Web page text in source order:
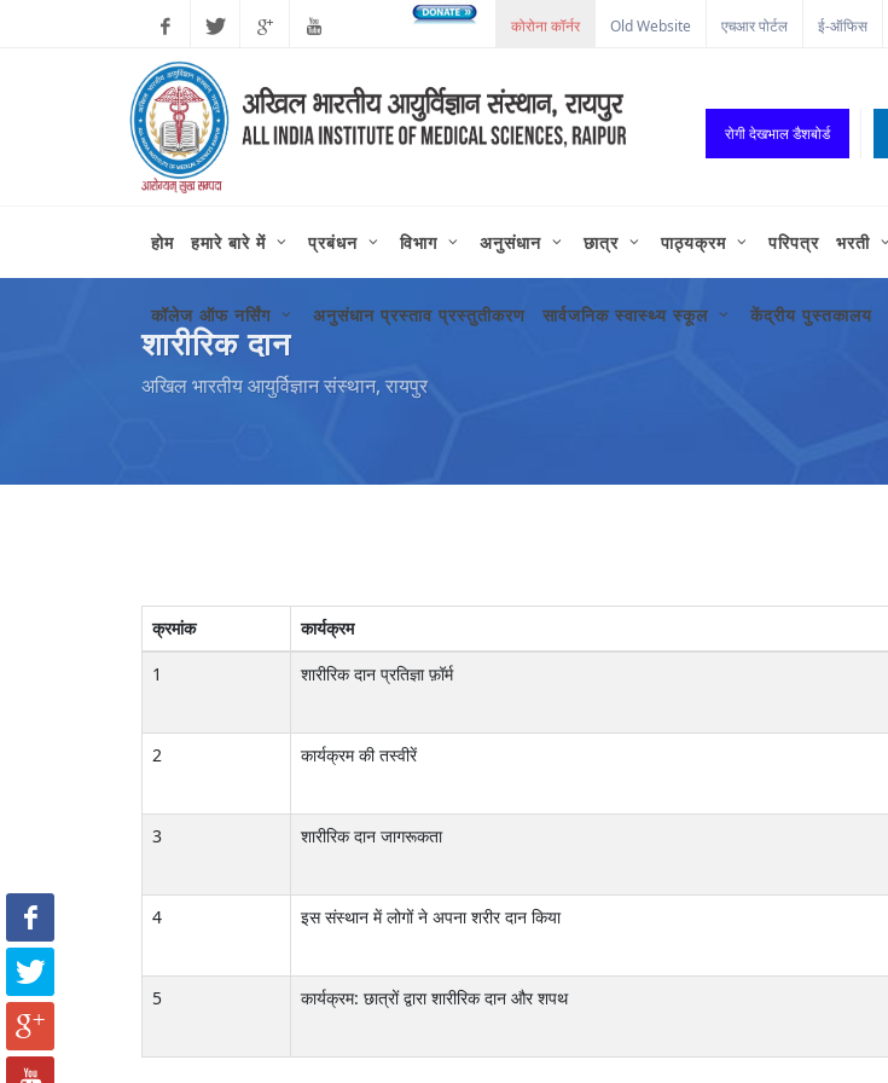
FacebookTwitter
Plus
Old Website एचआर पोर्टल ई-ऑफिस
रोगी देखभाल डैशबोर्ड
होम हमारे बारे में प्रबंधन विभाग अनुसंधान छात्र पाठ्यक्रम परिपत्र भरती
कॉलेज ऑफ नर्सिंग अनुसंधान प्रस्ताव प्रस्तुतीकरण सार्वजनिक स्वास्थ्य स्कूल केंद्रीय पुस्तकालय
शारीरिक दान
अखिल भारतीय आयुर्विज्ञान संस्थान, रायपुर
क्रमांक कार्यक्रम
1
शारीरिक दान प्रतिज्ञा फ़ॉर्म
2 कार्यक्रम की तस्वीरें
3 शारीरिक दान जागरूकता
4 इस संस्थान में लोगों ने अपना शरीर दान किया
5 कार्यक्रम: छात्रों द्वारा शारीरिक दान और शपथ